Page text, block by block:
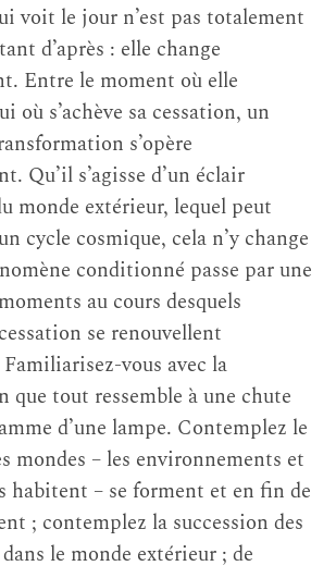
voit le jour n’est pas totalement
d’après : elle change
Entre le moment où elle
où s’achève sa cessation, un
s’opère
Qu’il s’agisse d’un éclair
monde extérieur, lequel peut
cycle cosmique, cela n’y change
conditionné passe par une
au cours desquels
se renouvellent
vous avec la
que tout ressemble à une chute
d’une lampe. Contemplez le
mondes – les environnements et
habitent – se forment et en fin de
; contemplez la succession des
le monde extérieur ; de